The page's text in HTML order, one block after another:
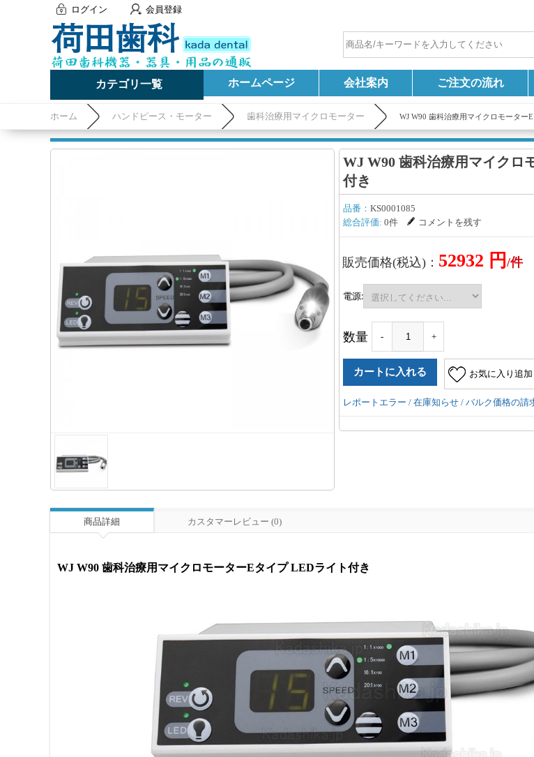
ログイン 会員登録
カテゴリ一覧 ホームページ 会社案内 ご注文の流れ
ホーム ハンドピース・モーター 歯科治療用マイクロモーター WJ W90 歯科治療用マイクロモーター
WJ W90 歯科治療用マイクロ
付き
品番： KS0001085
総合評価: 0件 コメントを残す
販売価格(税込)： 52932 円 /件
電源:
数量 - +
お気に入り追加
レポートエラー / 在庫知らせ / バルク価格の請
商品詳細 カスタマーレビュー (0)
WJ W90 歯科治療用マイクロモーターEタイプ LEDライト付き